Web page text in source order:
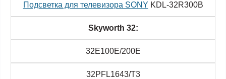
Подсветка для телевизора SONY KDL-32R300B
Skyworth 32:
32E100E/200E
32PFL1643/T3